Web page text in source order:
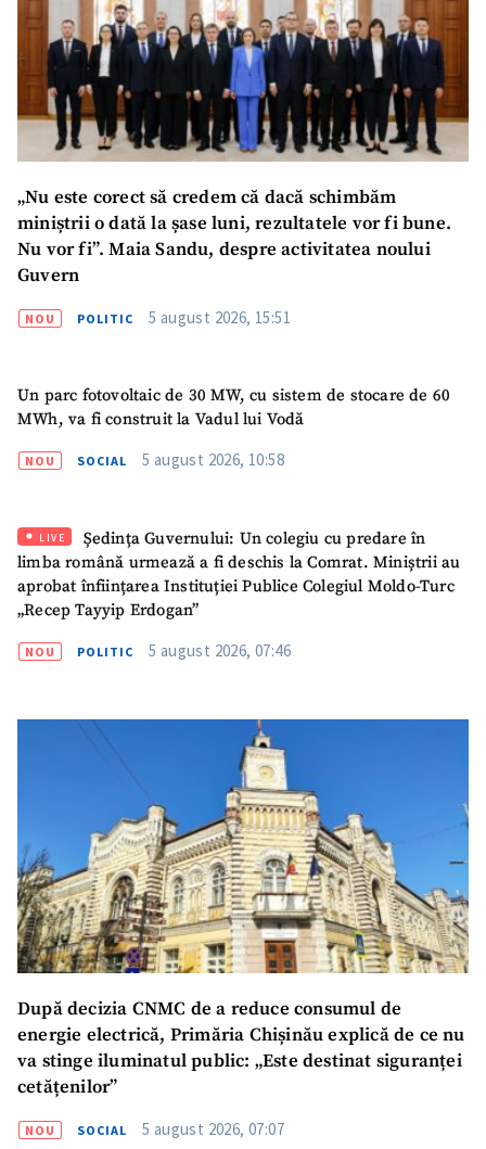
„Nu este corect să credem că dacă schimbăm
miniștrii o dată la șase luni, rezultatele vor fi bune.
Nu vor fi”. Maia Sandu, despre activitatea noului
Guvern
NOU POLITIC 5 august 2026, 15:51
Un parc fotovoltaic de 30 MW, cu sistem de stocare de 60
MWh, va fi construit la Vadul lui Vodă
NOU SOCIAL 5 august 2026, 10:58
LIVE
Ședința Guvernului: Un colegiu cu predare în
limba română urmează a fi deschis la Comrat. Miniștrii au
aprobat înființarea Instituției Publice Colegiul Moldo-Turc
„Recep Tayyip Erdogan”
NOU POLITIC 5 august 2026, 07:46
După decizia CNMC de a reduce consumul de
energie electrică, Primăria Chișinău explică de ce nu
va stinge iluminatul public: „Este destinat siguranței
cetățenilor”
NOU SOCIAL 5 august 2026, 07:07